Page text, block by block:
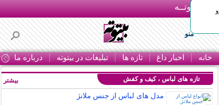
بـیتوتــه
منو
خانه اخبار داغ تازه ها تبلیغات در بیتوته درباره ما
تازه های لباس ، کیف و کفش
مدل های لباس از جنس ملانژ
بیشتر